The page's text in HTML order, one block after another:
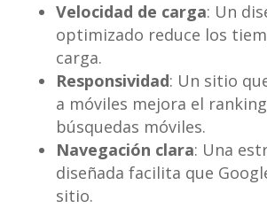
Velocidad de carga: Un
optimizado reduce los
carga.
Responsividad: Un sitio
a móviles mejora el
búsquedas móviles.
Navegación clara: Una
diseñada facilita que
sitio.